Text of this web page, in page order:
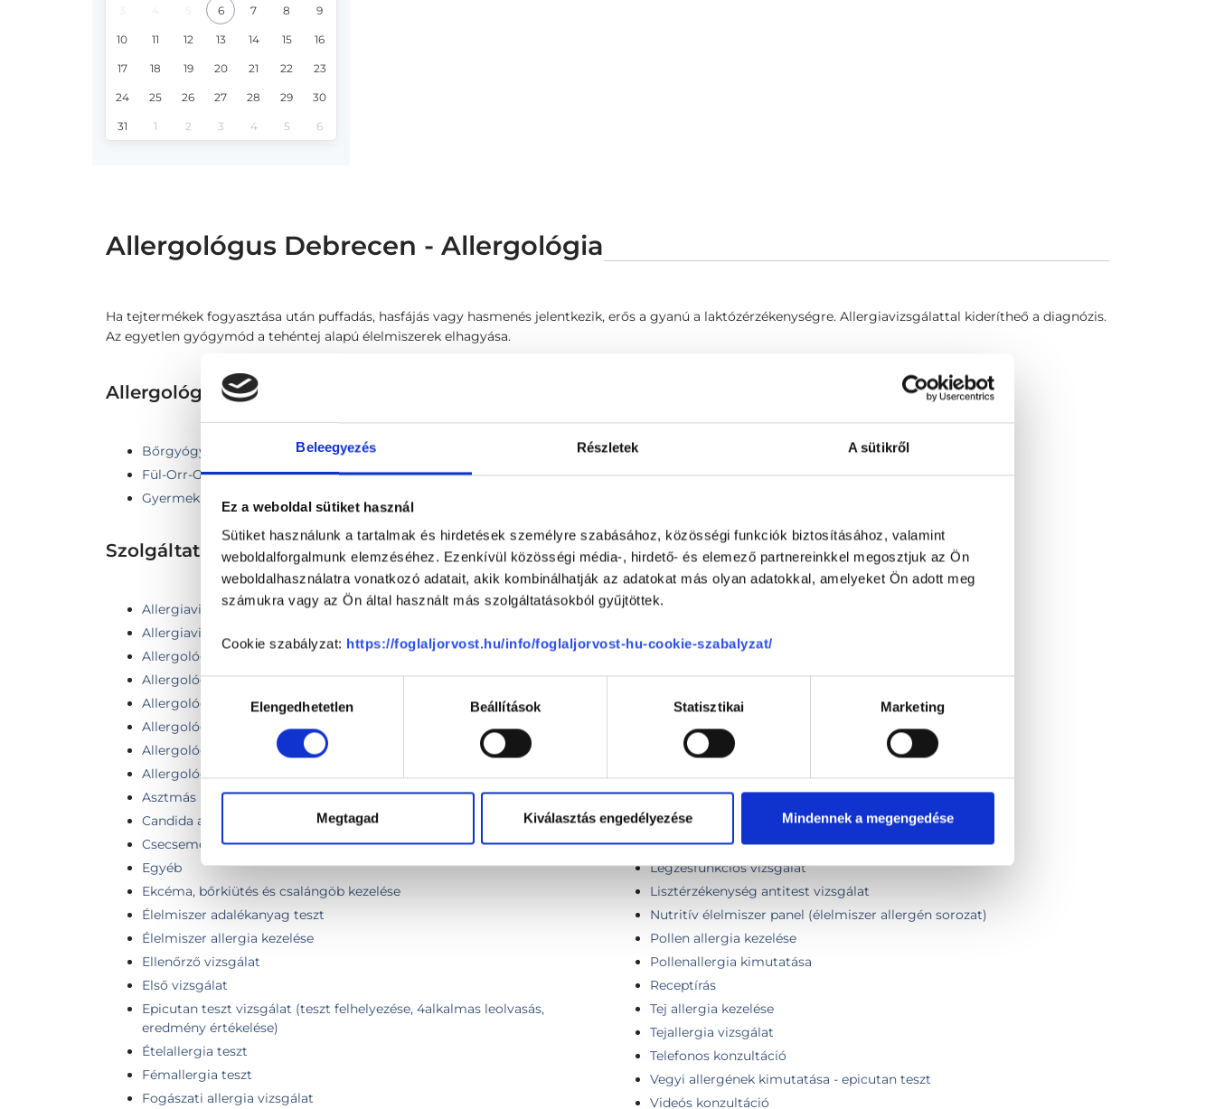
Beleegyezés Részletek A sütikről
Ez a weboldal sütiket használ
Sütiket használunk a tartalmak és hirdetések személyre szabásához, közösségi funkciók biztosításához, valamint
weboldalforgalmunk elemzéséhez. Ezenkívül közösségi média-, hirdető- és elemező partnereinkkel megosztjuk az Ön
weboldalhasználatra vonatkozó adatait, akik kombinálhatják az adatokat más olyan adatokkal, amelyeket Ön adott meg
számukra vagy az Ön által használt más szolgáltatásokból gyűjtöttek.
Cookie szabályzat: https://foglaljorvost.hu/info/foglaljorvost-hu-cookie-szabalyzat/
Hozzájárulás
kiválasztásaElengedhetetlen Beállítások Statisztikai Marketing
Megtagad Kiválasztás engedélyezése Mindennek a megengedése
6 7 8 9
10 11 12 13 14 15 16
17 18 19 20 21 22 23
24 25 26 27 28 29 30
31 1 2 3 4 5 6
Allergológus Debrecen - Allergológia
Ha tejtermékek fogyasztása után puffadás, hasfájás vagy hasmenés jelentkezik, erős a gyanú a laktózérzékenységre. Allergiavizsgálattal kiderítheő a diagnózis.
Az egyetlen gyógymód a tehéntej alapú élelmiszerek elhagyása.
Allergológia TERÜLETHEZ KAPCSOLÓDÓ SZAKTERÜLETEK
Bőrgyógyászat
Fül-Orr-Gégészet
Gyermek bőrgyógyászat
Immunológia
Szolgáltatások
Allergiavizsgálat bőrteszt (Prick)
Allergiavizsgálat vérből
Allergológiai bőrgyógyászati konzultáció
Allergológiai kontroll vizsgálat (3 hónapon belül)
Allergológiai kontroll vizsgálat + spirometria
Allergológiai szakorvosi viszgálat
Allergológiai szakvizsgálat + spirometria
Allergológia szakorvosi vizsgálat bőrpróbával (Prick teszt)
Asztmás panaszok kezelése
Candida albicans kezelése
Csecsemő és gyermek allergiák kezelése
Egyéb
Ekcéma, bőrkiütés és csalángöb kezelése
Élelmiszer adalékanyag teszt
Élelmiszer allergia kezelése
Ellenőrző vizsgálat
Első vizsgálat
Epicutan teszt vizsgálat (teszt felhelyezése, 4alkalmas leolvasás,
eredmény értékelése)
Ételallergia teszt
Fémallergia teszt
Fogászati allergia vizsgálat
Hétvégi (szombat) konzultáció
Inhalatív léguti panel (pollen allergének sorozata)
Komplex allergológiai konzultáció
Konzultáció, általános vizsgálat
Kozmetikumok, vegyszerek kezelése
Légúti allergének kimutatása
Légúti allergológiai kontroll
Légúti allergológiai kontroll vizsgálat + légzésfunkció
Légúti allergológiai szakorvosi vizsgálat + légzésfunkció
Légúti allergológia szakvizsgálat
Légzésfunkciós vizsgálat
Lisztérzékenység antitest vizsgálat
Nutritív élelmiszer panel (élelmiszer allergén sorozat)
Pollen allergia kezelése
Pollenallergia kimutatása
Receptírás
Tej allergia kezelése
Tejallergia vizsgálat
Telefonos konzultáció
Vegyi allergének kimutatása - epicutan teszt
Videós konzultáció